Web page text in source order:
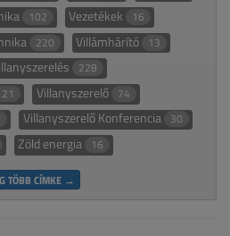
102 Vezetékek 16
220 Villámhárító 13
228
21 Villanyszerelő 74
Villanyszerelő Konferencia 30
Zöld energia 16
TÖBB CÍMKE →